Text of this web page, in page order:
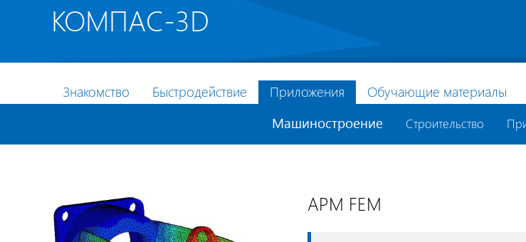
КОМПАС-3D
Знакомство Быстродействие
Приложения
Машиностроение
Строительство
Обучающие материалы
APM FEM